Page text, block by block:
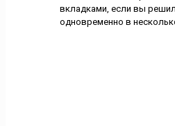
вкладками, если вы
одновременно в